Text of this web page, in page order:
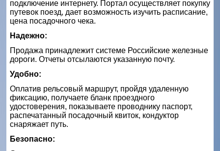
подключение интернету. Портал осуществляет покупку
путевок поезд, дает возможность изучить расписание,
цена посадочного чека.
Надежно:
Продажа принадлежит системе Российские железные
дороги. Отчеты отсылаются указанную почту.
Удобно:
Оплатив рельсовый маршрут, пройдя удаленную
фиксацию, получаете бланк проездного
удостоверения, показываете проводнику паспорт,
распечатанный посадочный квиток, кондуктор
снаряжает путь.
Безопасно: